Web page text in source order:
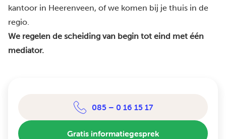
kantoor in Heerenveen, of we komen bij je thuis in de
regio.
We regelen de scheiding van begin tot eind met één
mediator.
085 – 0 16 15 17
Gratis informatiegesprek